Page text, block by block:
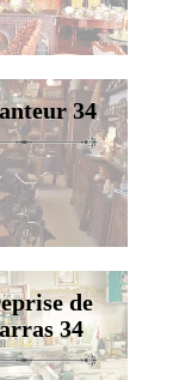
34
de
34